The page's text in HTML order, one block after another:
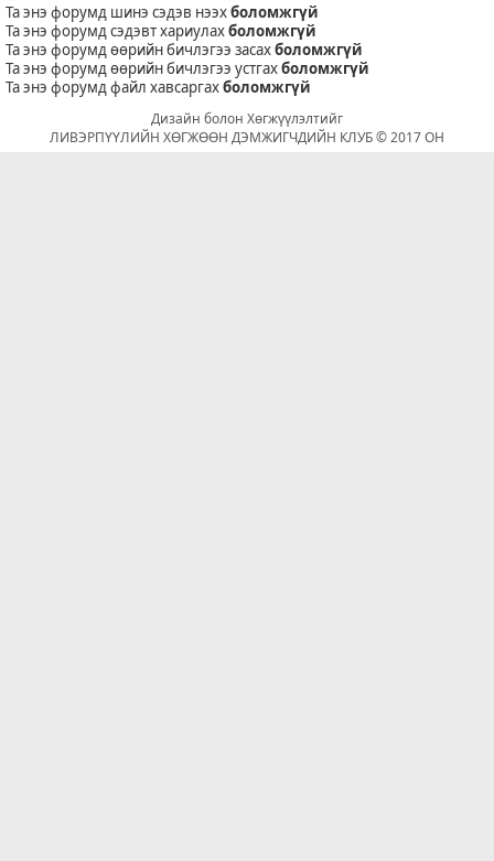
Та энэ форумд шинэ сэдэв нээхболомжгүй
Та энэ форумд сэдэвт хариулахболомжгүй
Та энэ форумд өөрийн бичлэгээ засахболомжгүй
Та энэ форумд өөрийн бичлэгээ устгахболомжгүй
Та энэ форумд файл хавсаргахболомжгүй
Дизайн болон Хөгжүүлэлтийг
ЛИВЭРПҮҮЛИЙН ХӨГЖӨӨН ДЭМЖИГЧДИЙН КЛУБ © 2017 ОН